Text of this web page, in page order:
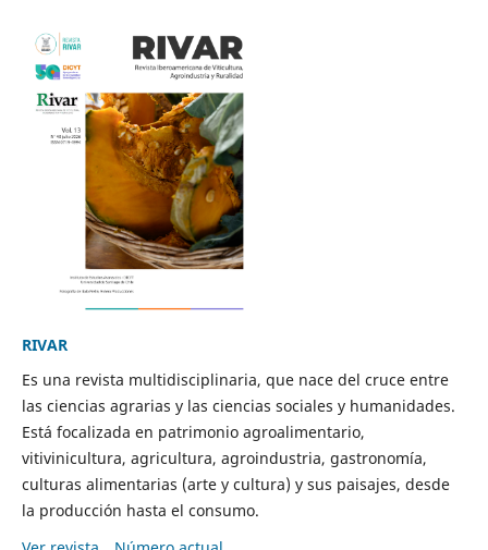
RIVAR
Es una revista multidisciplinaria, que nace del cruce entre
las ciencias agrarias y las ciencias sociales y humanidades.
Está focalizada en patrimonio agroalimentario,
vitivinicultura, agricultura, agroindustria, gastronomía,
culturas alimentarias (arte y cultura) y sus paisajes, desde
la producción hasta el consumo.